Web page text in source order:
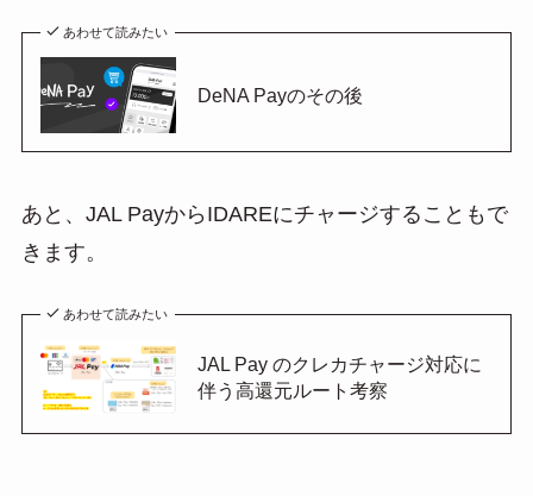
あわせて読みたい
DeNA Payのその後
あと、JAL PayからIDAREにチャージすることもで
きます。
あわせて読みたい
JAL Pay のクレカチャージ対応に
伴う高還元ルート考察